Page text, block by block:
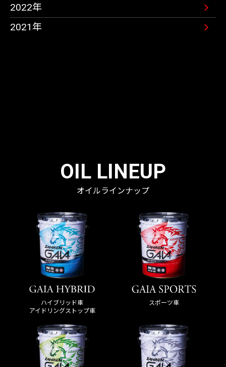
2022年
2021年
OIL LINEUP
オイルラインナップ
ハイブリッド車
アイドリングストップ車
スポーツ車